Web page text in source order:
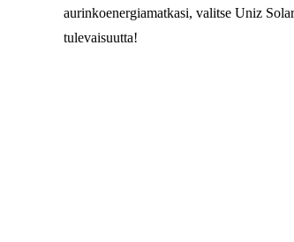
aurinkoenergiamatkasi, valitse Uniz
tulevaisuutta!